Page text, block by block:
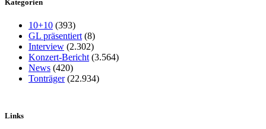
Kategorien
10+10 (393)
GL präsentiert (8)
Interview (2.302)
Konzert-Bericht (3.564)
News (420)
Tonträger(22.934)
Links